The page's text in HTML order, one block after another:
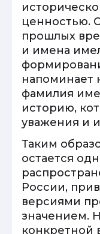
ценностью.
прошлых
и имена
напоминает
фамилия
историю,
уважения и
Таким
остается
России,
версиями
значением.
конкретной